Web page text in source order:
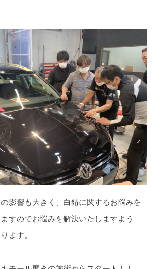
影響も大きく、白錆に関するお悩みを
すのでお悩みを解決いたしますよう
ます。